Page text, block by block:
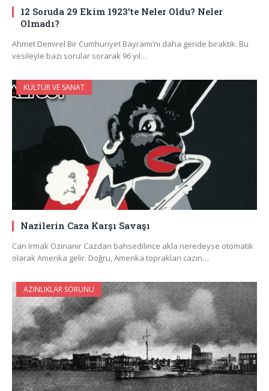
12 Soruda 29 Ekim 1923’te Neler Oldu? Neler
Olmadı?
Ahmet Demirel Bir Cumhuriyet Bayramı’nı daha geride bıraktık. Bu
vesileyle bazı sorular sorarak 96 yıl…
KÜLTÜR VE SANAT
Nazilerin Caza Karşı Savaşı
Can Irmak Özinanır Cazdan bahsedilince akla neredeyse otomatik
olarak Amerika gelir. Doğru, Amerika toprakları cazın…
AZINLIKLAR SORUNU